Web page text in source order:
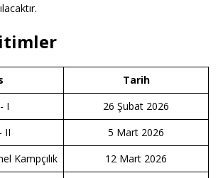
Tarih
I
26 Şubat 2026
II
5 Mart 2026
Kampçılık
12 Mart 2026